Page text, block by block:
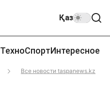
Қаз
ТехноСпортИнтересное
Все новости taspanews.kz